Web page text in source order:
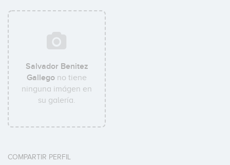
Salvador Benitez
Gallego no tiene
ninguna imágen en
su galería.
COMPARTIR PERFIL